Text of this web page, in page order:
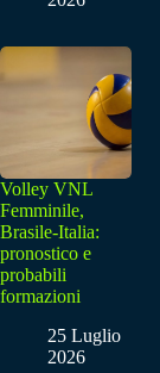
Volley VNL
Femminile,
Brasile-Italia:
pronostico e
probabili
formazioni
25 Luglio
2026